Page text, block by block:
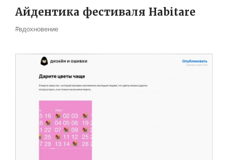
Айдентика фестиваля Habitare
#вдохновение